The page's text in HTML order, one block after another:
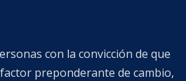
con la convicción de que
preponderante de cambio,